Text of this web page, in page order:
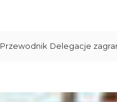
Przewodnik Delegacje